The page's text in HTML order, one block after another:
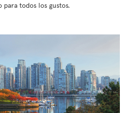
para todos los gustos.